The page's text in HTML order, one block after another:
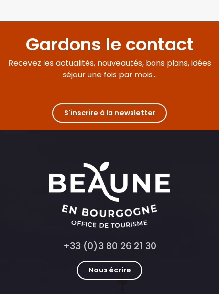
Gardons le contact
Recevez les actualités, nouveautés, bons plans, idées
séjour une fois par mois...
S'inscrire à la newsletter
+33 (0)3 80 26 21 30
Nous écrire